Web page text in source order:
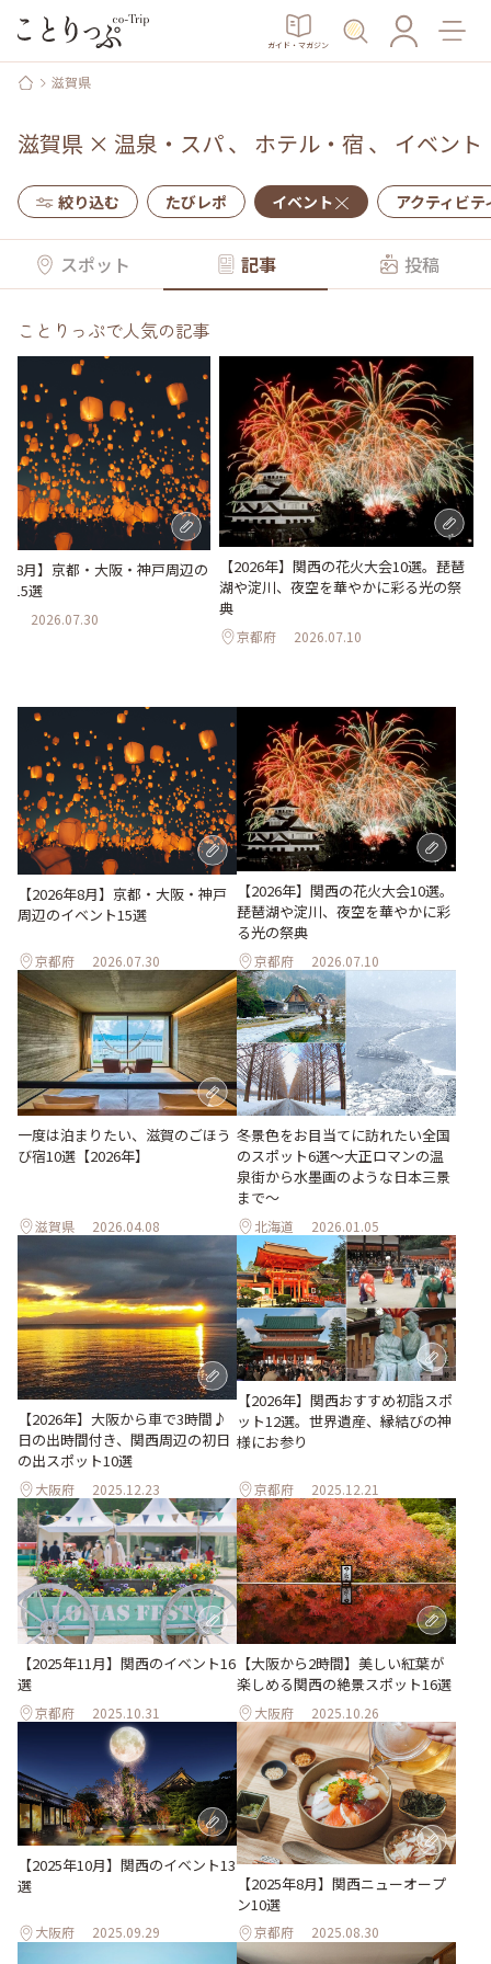
ガイド・マガジン
滋賀県
滋賀県 × 温泉・スパ、 ホテル・宿 、 イベント
絞り込む たびレポ イベント アクティビテ
スポット 記事 投稿
ことりっぷで人気の記事
8月】京都・大阪・神戸周辺の
15選
2026.07.30
【2026年】関西の花火大会10選。琵琶
湖や淀川、夜空を華やかに彩る光の祭
典
京都府 2026.07.10
【2026年8月】京都・大阪・神戸
周辺のイベント15選
京都府 2026.07.30
【2026年】関西の花火大会10選。
琵琶湖や淀川、夜空を華やかに彩
る光の祭典
京都府 2026.07.10
一度は泊まりたい、滋賀のごほう
び宿10選【2026年】
滋賀県 2026.04.08
冬景色をお目当てに訪れたい全国
のスポット6選〜大正ロマンの温
泉街から水墨画のような日本三景
まで〜
北海道 2026.01.05
【2026年】大阪から車で3時間♪
日の出時間付き、関西周辺の初日
の出スポット10選
大阪府 2025.12.23
【2026年】関西おすすめ初詣スポ
ット12選。世界遺産、縁結びの神
様にお参り
京都府 2025.12.21
【2025年11月】関西のイベント16
選
京都府 2025.10.31
【大阪から2時間】美しい紅葉が
楽しめる関西の絶景スポット16選
大阪府 2025.10.26
【2025年10月】関西のイベント13
選
大阪府 2025.09.29
【2025年8月】関西ニューオープ
ン10選
京都府 2025.08.30